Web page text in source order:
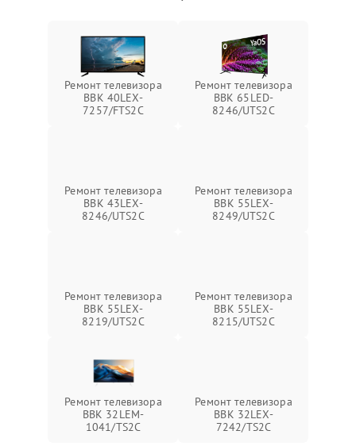
Ремонт телевизора
BBK 40LEX-
7257/FTS2C
Ремонт телевизора
BBK 65LED-
8246/UTS2C
Ремонт телевизора
BBK 43LEX-
8246/UTS2C
Ремонт телевизора
BBK 55LEX-
8249/UTS2C
Ремонт телевизора
BBK 55LEX-
8219/UTS2C
Ремонт телевизора
BBK 55LEX-
8215/UTS2C
Ремонт телевизора
BBK 32LEM-
1041/TS2C
Ремонт телевизора
BBK 32LEX-
7242/TS2C